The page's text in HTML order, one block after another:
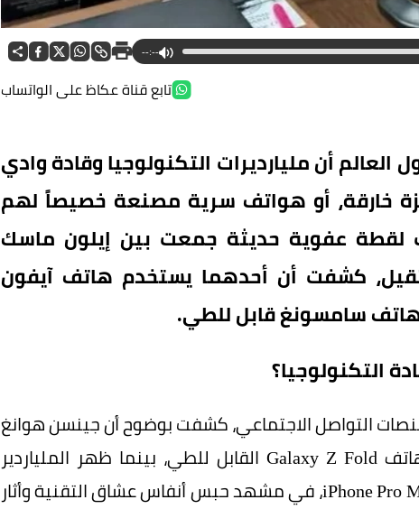
--:--
تابع قناة عكاظ على الواتساب
أن مليارديرات التكنولوجيا وقادة وادي
خارقة، أو هواتف سرية مصنعة خصيصاً لهم
لقطة عفوية حديثة جمعت بين إيلون ماسك
كشفت أن أحدهما يستخدم هاتف آيفون
هاتف سامسونغ قابل للطي.
التكنولوجيا؟
التواصل الاجتماعي، كشفت بوضوح أن جينسن هوانغ
رئيس إمبراطورية NVIDIA العالمية يحمل هاتف Galaxy Z Fold القابل للطي، بينما ظهر الملياردير
المثير للجدل إيلون ماسك بهاتف يُعتقد أنه iPhone Pro Max، في مشهد حبس أنفاس عشاق التقنية وأثار